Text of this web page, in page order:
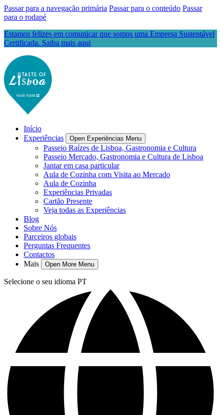
Passar para a navegação primária Passar para o conteúdo Passar
para o rodapé
Estamos felizes em comunicar que somos uma Empresa Sustentável
Certificada. Saiba mais aqui
Início
Experiências
Open Experiências Menu
Passeio Raízes de Lisboa, Gastronomia e Cultura
Passeio Mercado, Gastronomia e Cultura de Lisboa
Jantar em casa particular
Aula de Cozinha com Visita ao Mercado
Aula de Cozinha
Experiências Privadas
Cartão Presente
Veja todas as Experiências
Blog
Sobre Nós
Parceiros globais
Perguntas Frequentes
Contactos
Mais
Open More Menu
Selecione o seu idioma PT